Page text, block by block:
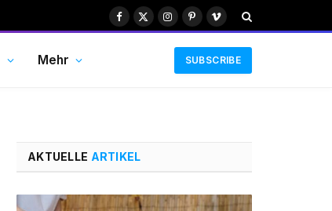
Facebook
X
Instagram
PinterestVimeo
Mehr SUBSCRIBE
AKTUELLE ARTIKEL